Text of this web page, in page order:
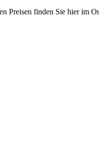
Preisen finden Sie hier im